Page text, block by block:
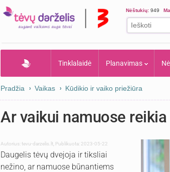
Nėštukių: 949
Tinklalaidė Planavimas
Pradžia Vaikas Kūdikio ir vaiko priežiūra
Ar vaikui namuose reikia
Autorius:tevu-darzelis.lt Publikuota: 2023-05-22
Daugelis tėvų dvejoja ir tiksliai
nežino, ar namuose būnantiems